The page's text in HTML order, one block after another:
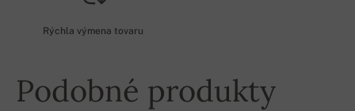
Rýchla výmena tovaru
Podobné produkty